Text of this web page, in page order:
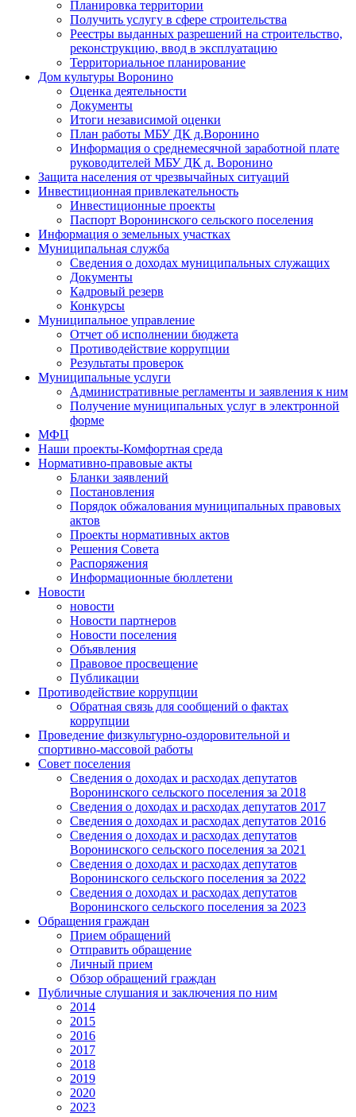
Планировка территории
Получить услугу в сфере строительства
Реестры выданных разрешений на строительство,
реконструкцию, ввод в эксплуатацию
Территориальное планирование
Дом культуры Воронино
Оценка деятельности
Документы
Итоги независимой оценки
План работы МБУ ДК д.Воронино
Информация о среднемесячной заработной плате
руководителей МБУ ДК д. Воронино
Защита населения от чрезвычайных ситуаций
Инвестиционная привлекательность
Инвестиционные проекты
Паспорт Воронинского сельского поселения
Информация о земельных участках
Муниципальная служба
Сведения о доходах муниципальных служащих
Документы
Кадровый резерв
Конкурсы
Муниципальное управление
Отчет об исполнении бюджета
Противодействие коррупции
Результаты проверок
Муниципальные услуги
Административные регламенты и заявления к ним
Получение муниципальных услуг в электронной
форме
МФЦ
Наши проекты-Комфортная среда
Нормативно-правовые акты
Бланки заявлений
Постановления
Порядок обжалования муниципальных правовых
актов
Проекты нормативных актов
Решения Совета
Распоряжения
Информационные бюллетени
Новости
новости
Новости партнеров
Новости поселения
Объявления
Правовое просвещение
Публикации
Противодействие коррупции
Обратная связь для сообщений о фактах
коррупции
Проведение физкультурно-оздоровительной и
спортивно-массовой работы
Совет поселения
Сведения о доходах и расходах депутатов
Воронинского сельского поселения за 2018
Сведения о доходах и расходах депутатов 2017
Сведения о доходах и расходах депутатов 2016
Сведения о доходах и расходах депутатов
Воронинского сельского поселения за 2021
Сведения о доходах и расходах депутатов
Воронинского сельского поселения за 2022
Сведения о доходах и расходах депутатов
Воронинского сельского поселения за 2023
Обращения граждан
Прием обращений
Отправить обращение
Личный прием
Обзор обращений граждан
Публичные слушания и заключения по ним
2014
2015
2016
2017
2018
2019
2020
2023